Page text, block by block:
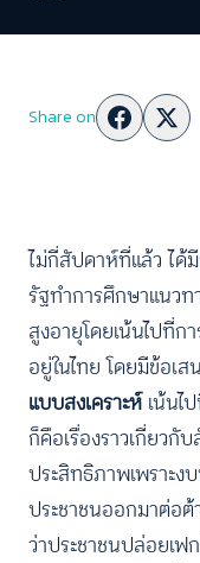
Share on
ไม่กี่สัปดาห์ที่แล้ว ได้
รัฐทำการศึกษาแนว
สูงอายุโดยเน้นไปที่
อยู่ในไทย โดยมีข้อเ
แบบสงเคราะห์เน้นไ
ก็คือเรื่องราวเกี่ยวกั
ประสิทธิภาพเพราะง
ประชาชนออกมาต่อ
ว่าประชาชนปล่อยเฟ